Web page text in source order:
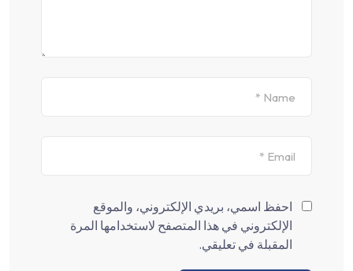
احفظ اسمي، بريدي الإلكتروني، والموقع
الإلكتروني في هذا المتصفح لاستخدامها المرة
المقبلة في تعليقي.